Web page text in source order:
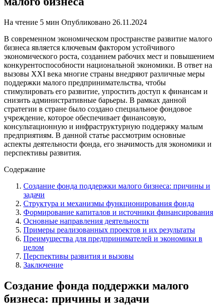
На чтение 5 мин Опубликовано 26.11.2024
В современном экономическом пространстве развитие малого
бизнеса является ключевым фактором устойчивого
экономического роста, созданием рабочих мест и повышением
конкурентоспособности национальной экономики. В ответ на
вызовы XXI века многие страны внедряют различные меры
поддержки малого предпринимательства, чтобы
стимулировать его развитие, упростить доступ к финансам и
снизить административные барьеры. В рамках данной
стратегии в стране было создано специальное фондовое
учреждение, которое обеспечивает финансовую,
консультационную и инфраструктурную поддержку малым
предприятиям. В данной статье рассмотрим основные
аспекты деятельности фонда, его значимость для экономики и
перспективы развития.
Содержание
Создание фонда поддержки малого бизнеса: причины и
задачи
Структура и механизмы функционирования фонда
Формирование капиталов и источники финансирования
Основные направления деятельности
Примеры реализованных проектов и их результаты
Преимущества для предпринимателей и экономики в
целом
Перспективы развития и вызовы
Заключение
Создание фонда поддержки малого
бизнеса: причины и задачи